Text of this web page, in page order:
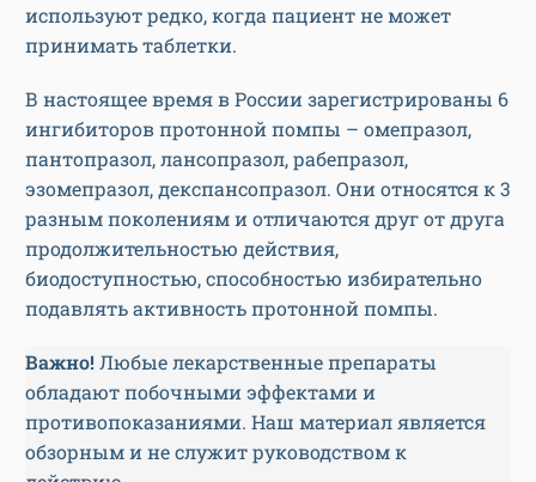
используют редко, когда пациент не может
принимать таблетки.
В настоящее время в России зарегистрированы 6
ингибиторов протонной помпы – омепразол,
пантопразол, лансопразол, рабепразол,
эзомепразол, декспансопразол. Они относятся к 3
разным поколениям и отличаются друг от друга
продолжительностью действия,
биодоступностью, способностью избирательно
подавлять активность протонной помпы.
Важно! Любые лекарственные препараты
обладают побочными эффектами и
противопоказаниями. Наш материал является
обзорным и не служит руководством к